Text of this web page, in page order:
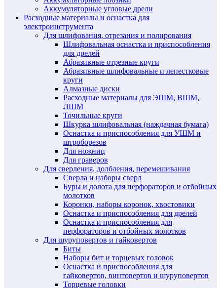
Аккумуляторные угловые дрели
Расходные материалы и оснастка для
электроинструмента
Для шлифования, отрезания и полирования
Шлифовальная оснастка и приспособления
для дрелей
Абразивные отрезные круги
Абразивные шлифовальные и лепестковые
круги
Алмазные диски
Расходные материалы для ЭШМ, ВШМ,
ЛШМ
Точильные круги
Шкурка шлифовальная (наждачная бумага)
Оснастка и приспособления для УШМ и
штроборезов
Для ножниц
Для граверов
Для сверления, долбления, перемешивания
Сверла и наборы сверл
Буры и долота для перфораторов и отбойных
молотков
Коронки, наборы коронок, хвостовики
Оснастка и приспособления для дрелей
Оснастка и приспособления для
перфораторов и отбойных молотков
Для шуруповертов и гайковертов
Биты
Наборы бит и торцевых головок
Оснастка и приспособления для
гайковертов, винтовертов и шуруповертов
Торцевые головки